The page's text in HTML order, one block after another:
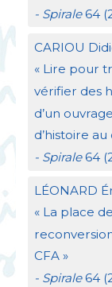
- Spirale64
CARIOU
« Lire pour
vérifier des
d’un
d’histoire au
- Spirale64
LÉONARD
« La place
CFA »
- Spirale64